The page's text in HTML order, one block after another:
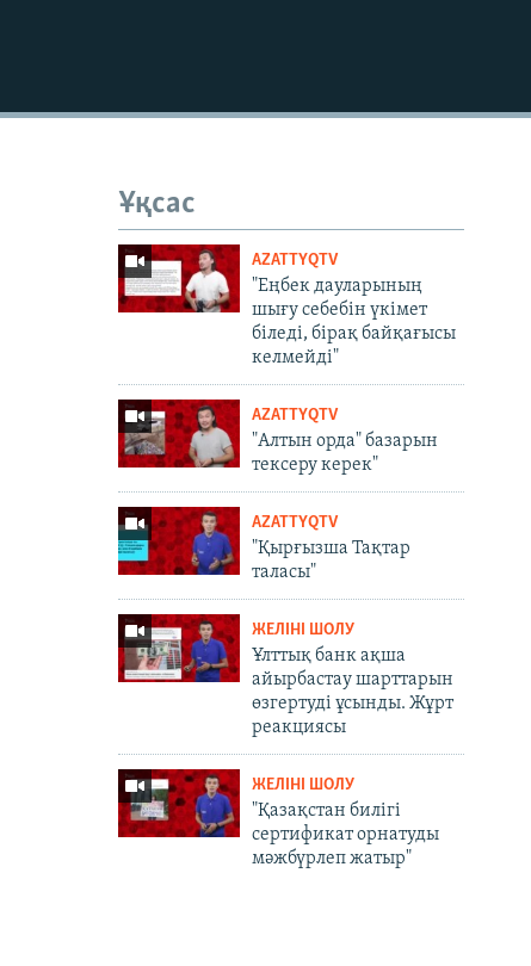
Ұқсас
AZATTYQTV
"Еңбек дауларының
шығу себебін үкімет
біледі, бірақ байқағысы
келмейді"
AZATTYQTV
"Алтын орда" базарын
тексеру керек"
AZATTYQTV
"Қырғызша Тақтар
таласы"
ЖЕЛІНІ ШОЛУ
Ұлттық банк ақша
айырбастау шарттарын
өзгертуді ұсынды. Жұрт
реакциясы
ЖЕЛІНІ ШОЛУ
"Қазақстан билігі
сертификат орнатуды
мәжбүрлеп жатыр"